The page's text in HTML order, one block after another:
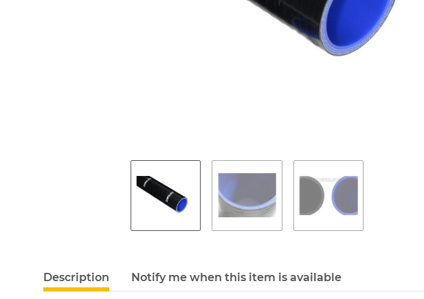
Description Notify me when this item is available